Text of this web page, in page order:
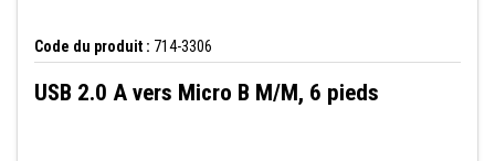
Code du produit : 714-3306
USB 2.0 A vers Micro B M/M, 6 pieds